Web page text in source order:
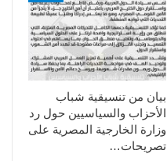
بيان من تنسيقية شباب
الأحزاب والسياسيين حول رد
وزارة الخارجية المصرية على
تصريحات…